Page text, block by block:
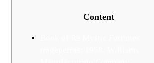
Content